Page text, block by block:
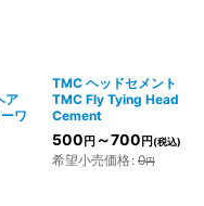
ア
ワ
TMC ヘッドセメント
TMC Fly Tying Head
Cement
500 円 ～700 円(税込)
希望小売価格: 0円